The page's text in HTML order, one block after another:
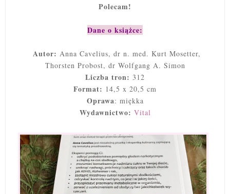
Polecam!
Dane o książce:
Autor: Anna Cavelius, dr n. med. Kurt Mosetter,
Thorsten Probost, dr Wolfgang A. Simon
Liczba tron: 312
Format: 14,5 x 20,5 cm
Oprawa: miękka
Wydawnictwo: Vital